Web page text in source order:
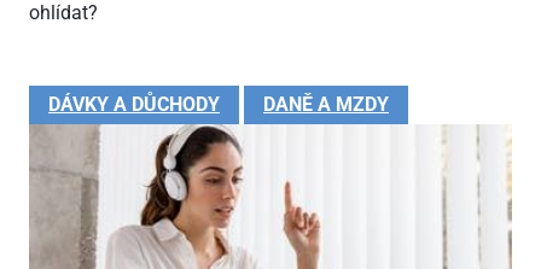
ohlídat?
DÁVKY A DŮCHODY DANĚ A MZDY